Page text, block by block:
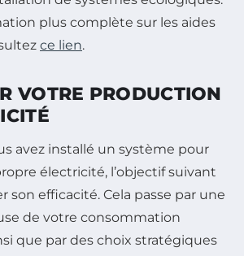
plus complète sur les aides
ce lien.
VOTRE PRODUCTION
avez installé un système pour
électricité, l’objectif suivant
son efficacité. Cela passe par une
de votre consommation
que par des choix stratégiques